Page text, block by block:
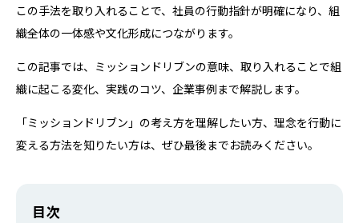
この手法を取り入れることで、社員の行動指針が明確になり、組
織全体の一体感や文化形成につながります。
この記事では、ミッションドリブンの意味、取り入れることで組
織に起こる変化、実践のコツ、企業事例まで解説します。
「ミッションドリブン」の考え方を理解したい方、理念を行動に
変える方法を知りたい方は、ぜひ最後までお読みください。
目次